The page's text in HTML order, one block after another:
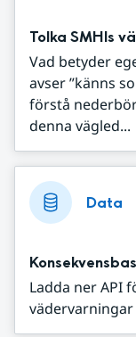
Tolka SMHIs
Vad betyder
avser ”känns
förstå
denna vägled...
Data
Ladda ner API
vädervarningar